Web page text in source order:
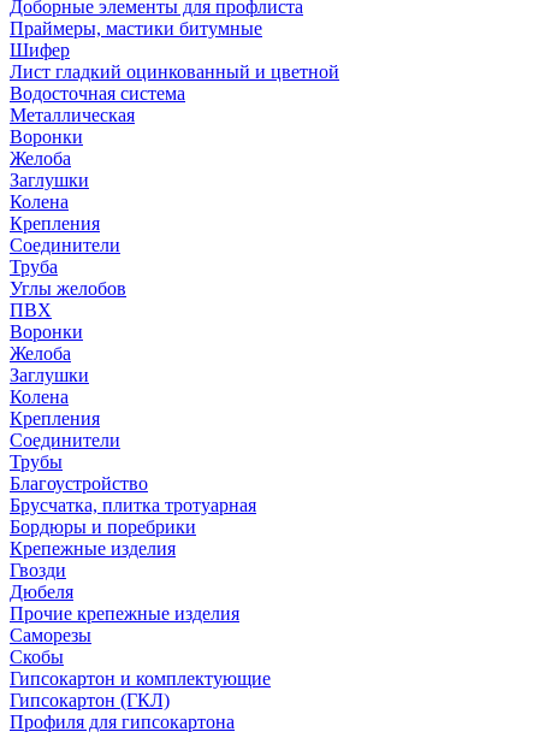
Доборные элементы для профлиста
Праймеры, мастики битумные
Шифер
Лист гладкий оцинкованный и цветной
Водосточная система
Металлическая
Воронки
Желоба
Заглушки
Колена
Крепления
Соединители
Труба
Углы желобов
ПВХ
Воронки
Желоба
Заглушки
Колена
Крепления
Соединители
Трубы
Благоустройство
Брусчатка, плитка тротуарная
Бордюры и поребрики
Крепежные изделия
Гвозди
Дюбеля
Прочие крепежные изделия
Саморезы
Скобы
Гипсокартон и комплектующие
Гипсокартон (ГКЛ)
Профиля для гипсокартона